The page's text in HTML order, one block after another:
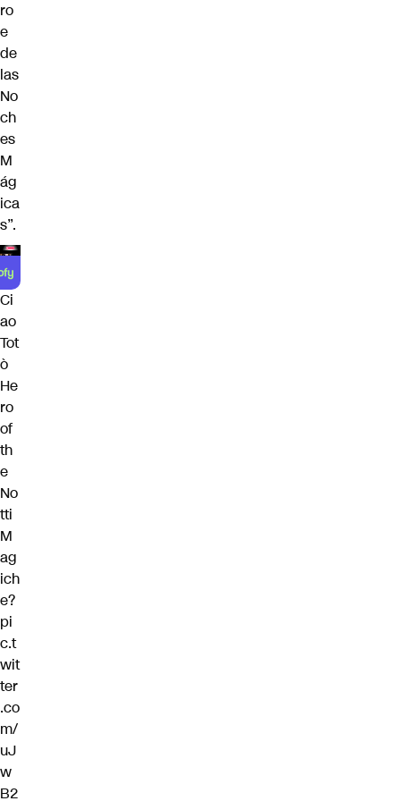
ro
e
de
las
No
ch
es
M
ág
ica
s”.
Ci
ao
Tot
ò
He
ro
of
th
e
No
tti
M
ag
ich
e?
pi
c.t
wit
ter
.co
m/
uJ
w
B2